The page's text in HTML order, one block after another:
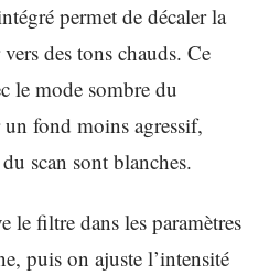
permet de décaler la
des tons chauds. Ce
le mode sombre du
fond moins agressif,
scan sont blanches.
le filtre dans les paramètres
puis on ajuste l’intensité